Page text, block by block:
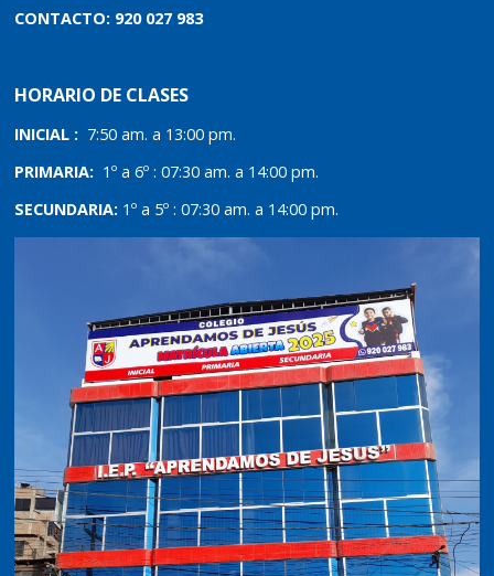
CONTACTO: 920 027 983
HORARIO DE CLASES
INICIAL : 7:50 am. a 13:00 pm.
PRIMARIA: 1º a 6º : 07:30 am. a 14:00 pm.
SECUNDARIA: 1º a 5º : 07:30 am. a 14:00 pm.